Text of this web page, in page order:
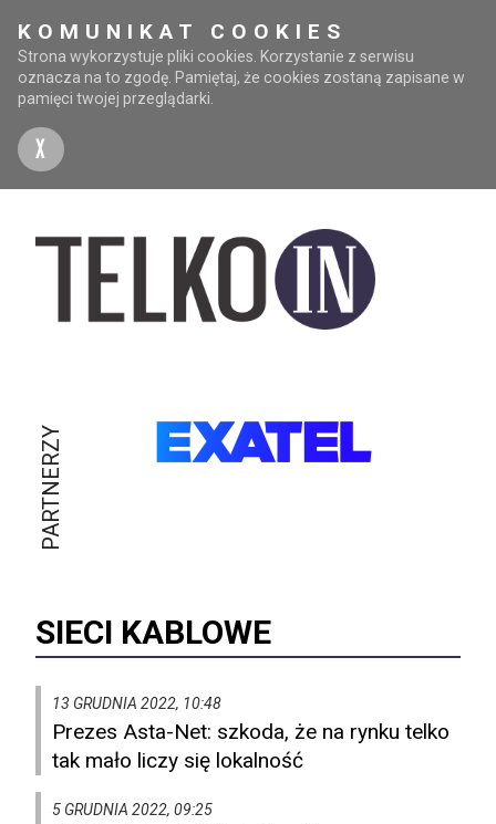
KOMUNIKAT COOKIES
Strona wykorzystuje pliki cookies. Korzystanie z serwisu
oznacza na to zgodę. Pamiętaj, że cookies zostaną zapisane w
pamięci twojej przeglądarki.
X
PARTNERZY
SIECI KABLOWE
13 GRUDNIA 2022, 10:48
Prezes Asta-Net: szkoda, że na rynku telko
tak mało liczy się lokalność
5 GRUDNIA 2022, 09:25